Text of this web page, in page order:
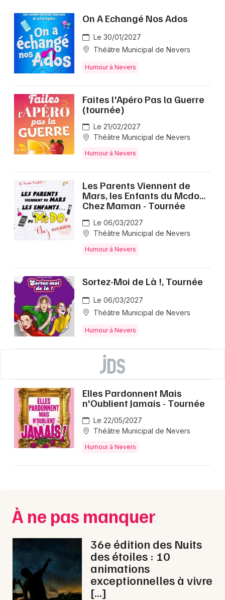
On A Echangé Nos Ados
Le 30/01/2027
Théâtre Municipal de Nevers
Humour à Nevers
Faites l'Apéro Pas la Guerre
(tournée)
Le 21/02/2027
Théâtre Municipal de Nevers
Humour à Nevers
Les Parents Viennent de
Mars, les Enfants du Mcdo...
Chez Maman - Tournée
Le 06/03/2027
Théâtre Municipal de Nevers
Humour à Nevers
Sortez-Moi de Là !, Tournée
Le 06/03/2027
Théâtre Municipal de Nevers
Humour à Nevers
Elles Pardonnent Mais
n'Oublient Jamais - Tournée
Le 22/05/2027
Théâtre Municipal de Nevers
Humour à Nevers
À ne pas manquer
36e édition des Nuits
des étoiles : 10
animations
exceptionnelles à vivre
[…]